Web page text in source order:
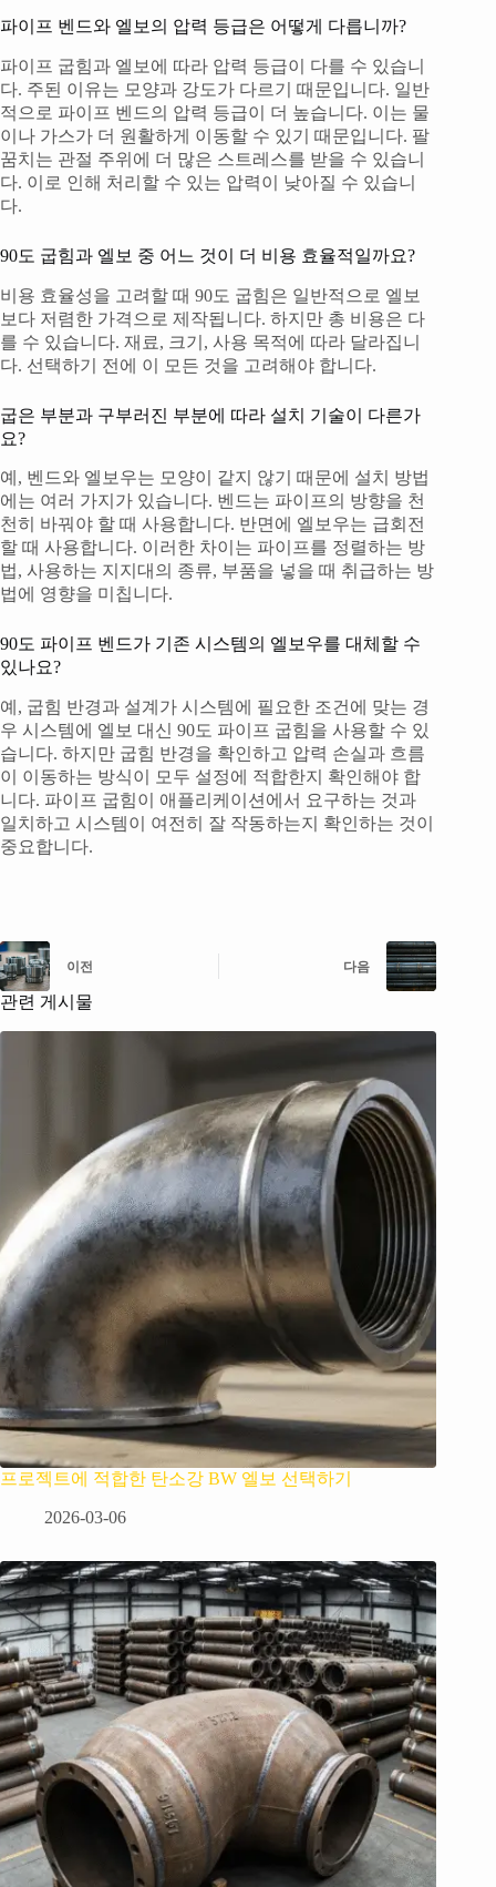
파이프 벤드와 엘보의 압력 등급은 어떻게 다릅니까?
파이프 굽힘과 엘보에 따라 압력 등급이 다를 수 있습니
다. 주된 이유는 모양과 강도가 다르기 때문입니다. 일반
적으로 파이프 벤드의 압력 등급이 더 높습니다. 이는 물
이나 가스가 더 원활하게 이동할 수 있기 때문입니다. 팔
꿈치는 관절 주위에 더 많은 스트레스를 받을 수 있습니
다. 이로 인해 처리할 수 있는 압력이 낮아질 수 있습니
다.
90도 굽힘과 엘보 중 어느 것이 더 비용 효율적일까요?
비용 효율성을 고려할 때 90도 굽힘은 일반적으로 엘보
보다 저렴한 가격으로 제작됩니다. 하지만 총 비용은 다
를 수 있습니다. 재료, 크기, 사용 목적에 따라 달라집니
다. 선택하기 전에 이 모든 것을 고려해야 합니다.
굽은 부분과 구부러진 부분에 따라 설치 기술이 다른가
요?
예, 벤드와 엘보우는 모양이 같지 않기 때문에 설치 방법
에는 여러 가지가 있습니다. 벤드는 파이프의 방향을 천
천히 바꿔야 할 때 사용합니다. 반면에 엘보우는 급회전
할 때 사용합니다. 이러한 차이는 파이프를 정렬하는 방
법, 사용하는 지지대의 종류, 부품을 넣을 때 취급하는 방
법에 영향을 미칩니다.
90도 파이프 벤드가 기존 시스템의 엘보우를 대체할 수
있나요?
예, 굽힘 반경과 설계가 시스템에 필요한 조건에 맞는 경
우 시스템에 엘보 대신 90도 파이프 굽힘을 사용할 수 있
습니다. 하지만 굽힘 반경을 확인하고 압력 손실과 흐름
이 이동하는 방식이 모두 설정에 적합한지 확인해야 합
니다. 파이프 굽힘이 애플리케이션에서 요구하는 것과
일치하고 시스템이 여전히 잘 작동하는지 확인하는 것이
중요합니다.
이전 다음
관련 게시물
프로젝트에 적합한 탄소강 BW 엘보 선택하기
2026-03-06